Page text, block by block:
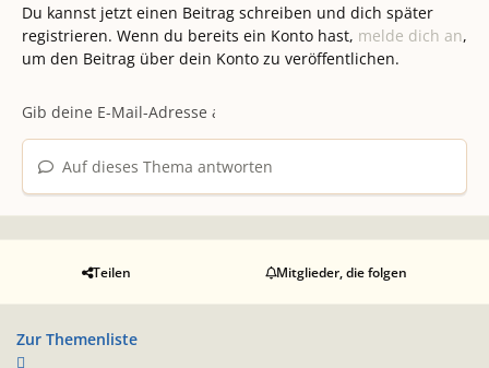
Du kannst jetzt einen Beitrag schreiben und dich später
registrieren. Wenn du bereits ein Konto hast, melde dich an,
um den Beitrag über dein Konto zu veröffentlichen.
Auf dieses Thema antworten
Teilen Mitglieder, die folgen
Zur Themenliste